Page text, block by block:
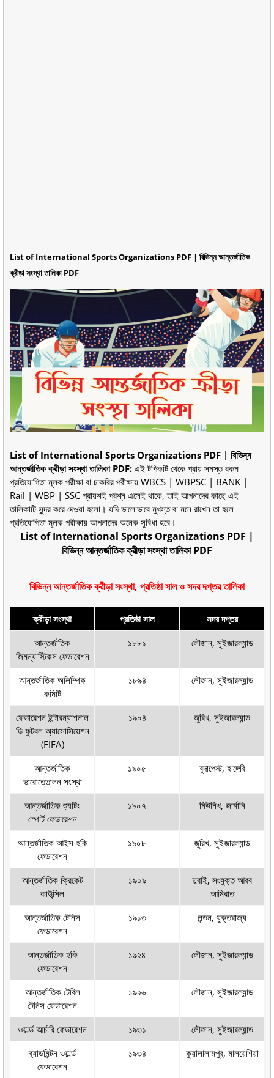
List of International Sports Organizations PDF | বিভিন্ন আন্তর্জাতিক
ক্রীড়া সংস্থা তালিকা PDF
List of International Sports Organizations PDF | বিভিন্ন
আন্তর্জাতিক ক্রীড়া সংস্থা তালিকা PDF: এই টপিকটি থেকে প্রায় সমস্ত রকম
প্রতিযোগিতা মূলক পরীক্ষা বা চাকরির পরীক্ষায় WBCS | WBPSC | BANK |
Rail | WBP | SSC প্রায়শই প্রশ্ন এসেই থাকে, তাই আপনাদের কাছে এই
তালিকাটি সুন্দর করে দেওয়া হলো। যদি ভালোভাবে মুখস্ত বা মনে রাখেন তা হলে
প্রতিযোগিতা মূলক পরীক্ষায় আপনাদের অনেক সুবিধা হবে।
List of International Sports Organizations PDF |
বিভিন্ন আন্তর্জাতিক ক্রীড়া সংস্থা তালিকা PDF
বিভিন্ন আন্তর্জাতিক ক্রীড়া সংস্থা, প্রতিষ্ঠা সাল ও সদর দপ্তর তালিকা
ক্রীড়া সংস্থা প্রতিষ্ঠা সাল
সদর দপ্তর
আন্তর্জাতিক
জিমন্যাস্টিকস ফেডারেশন
১৮৮১ লৌজান, সুইজারল্যান্ড
আন্তর্জাতিক অলিম্পিক
কমিটি
১৮৯৪ লৌজান, সুইজারল্যান্ড
ফেডারেশন ইন্টারন্যাশনাল
ডি ফুটবল অ্যাসোসিয়েশন
(FIFA)
১৯০৪ জুরিখ, সুইজারল্যান্ড
আন্তর্জাতিক
ভারোত্তোলন সংস্থা
১৯০৫ বুদাপেস্ট, হাঙ্গেরি
আন্তর্জাতিক শ্যুটিং
স্পোর্ট ফেডারেশন
১৯০৭ মিউনিখ, জার্মানি
আন্তর্জাতিক আইস হকি
ফেডারেশন
১৯০৮ জুরিখ, সুইজারল্যান্ড
আন্তর্জাতিক ক্রিকেট
কাউন্সিল
১৯০৯
দুবাই, সংযুক্ত আরব
আমিরাত
আন্তর্জাতিক টেনিস
ফেডারেশন
১৯১৩ লন্ডন, যুক্তরাজ্য
আন্তর্জাতিক হকি
ফেডারেশন
১৯২৪ লৌজান, সুইজারল্যান্ড
আন্তর্জাতিক টেবিল
টেনিস ফেডারেশন
১৯২৬ লৌজান, সুইজারল্যান্ড
ওয়ার্ল্ড আর্চারি ফেডারেশন ১৯৩১
লৌজান, সুইজারল্যান্ড
ব্যাডমিন্টন ওয়ার্ল্ড
ফেডারেশন
১৯৩৪ কুয়ালালামপুর, মালয়েশিয়া